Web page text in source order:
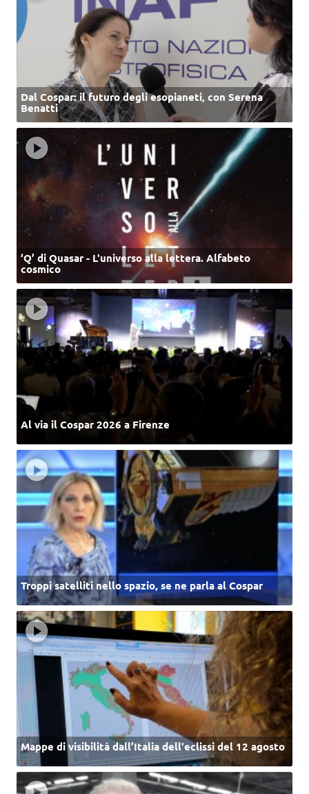
Dal Cospar: il futuro degli esopianeti, con Serena
Benatti
‘Q’ di Quasar - L'universo alla lettera. Alfabeto
cosmico
Al via il Cospar 2026 a Firenze
Troppi satelliti nello spazio, se ne parla al Cospar
Mappe di visibilità dall’Italia dell'eclissi del 12 agosto